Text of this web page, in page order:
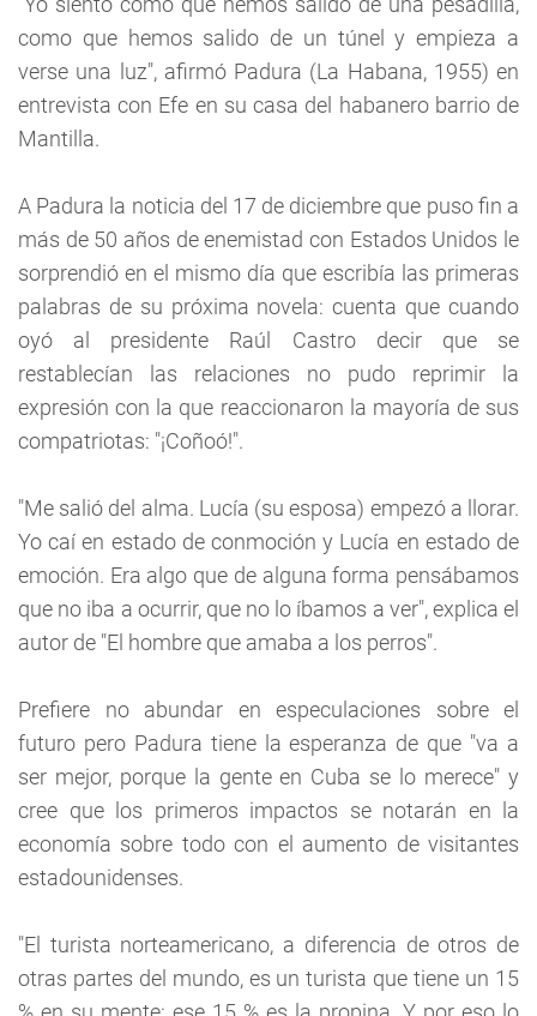
como que hemos salido de un túnel y empieza a
verse una luz", afirmó Padura (La Habana, 1955) en
entrevista con Efe en su casa del habanero barrio de
Mantilla.
A Padura la noticia del 17 de diciembre que puso fin a
más de 50 años de enemistad con Estados Unidos le
sorprendió en el mismo día que escribía las primeras
palabras de su próxima novela: cuenta que cuando
oyó al presidente Raúl Castro decir que se
restablecían las relaciones no pudo reprimir la
expresión con la que reaccionaron la mayoría de sus
compatriotas: "¡Coñoó!".
"Me salió del alma. Lucía (su esposa) empezó a llorar.
Yo caí en estado de conmoción y Lucía en estado de
emoción. Era algo que de alguna forma pensábamos
que no iba a ocurrir, que no lo íbamos a ver", explica el
autor de "El hombre que amaba a los perros".
Prefiere no abundar en especulaciones sobre el
futuro pero Padura tiene la esperanza de que "va a
ser mejor, porque la gente en Cuba se lo merece" y
cree que los primeros impactos se notarán en la
economía sobre todo con el aumento de visitantes
estadounidenses.
"El turista norteamericano, a diferencia de otros de
otras partes del mundo, es un turista que tiene un 15